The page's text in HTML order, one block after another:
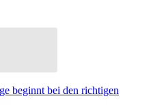
beginnt bei den richtigen